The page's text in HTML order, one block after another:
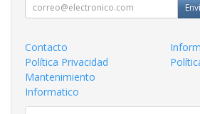
Contacto
Política Privacidad
Mantenimiento
Informatico